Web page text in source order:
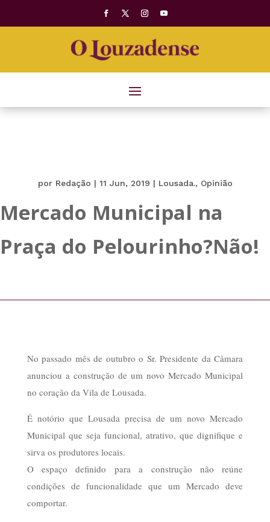
por Redação | 11 Jun, 2019 | Lousada., Opinião
Mercado Municipal na
Praça do Pelourinho?Não!
No passado mês de outubro o Sr. Presidente da Câmara
anunciou a construção de um novo Mercado Municipal
no coração da Vila de Lousada.
É notório que Lousada precisa de um novo Mercado
Municipal que seja funcional, atrativo, que dignifique e
sirva os produtores locais.
O espaço definido para a construção não reúne
condições de funcionalidade que um Mercado deve
comportar.